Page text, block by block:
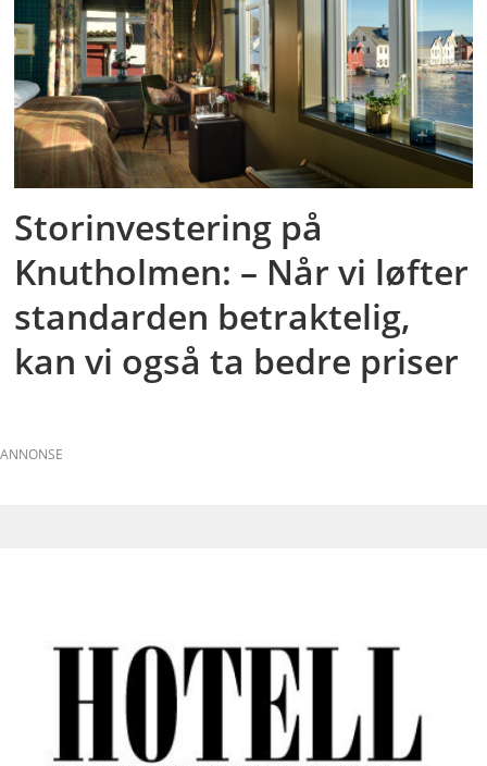
Storinvestering på
Knutholmen: – Når vi løfter
standarden betraktelig,
kan vi også ta bedre priser
ANNONSE